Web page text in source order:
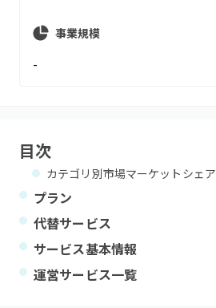
事業規模
-
目次
カテゴリ別市場マーケットシェア
プラン
代替サービス
サービス基本情報
運営サービス一覧